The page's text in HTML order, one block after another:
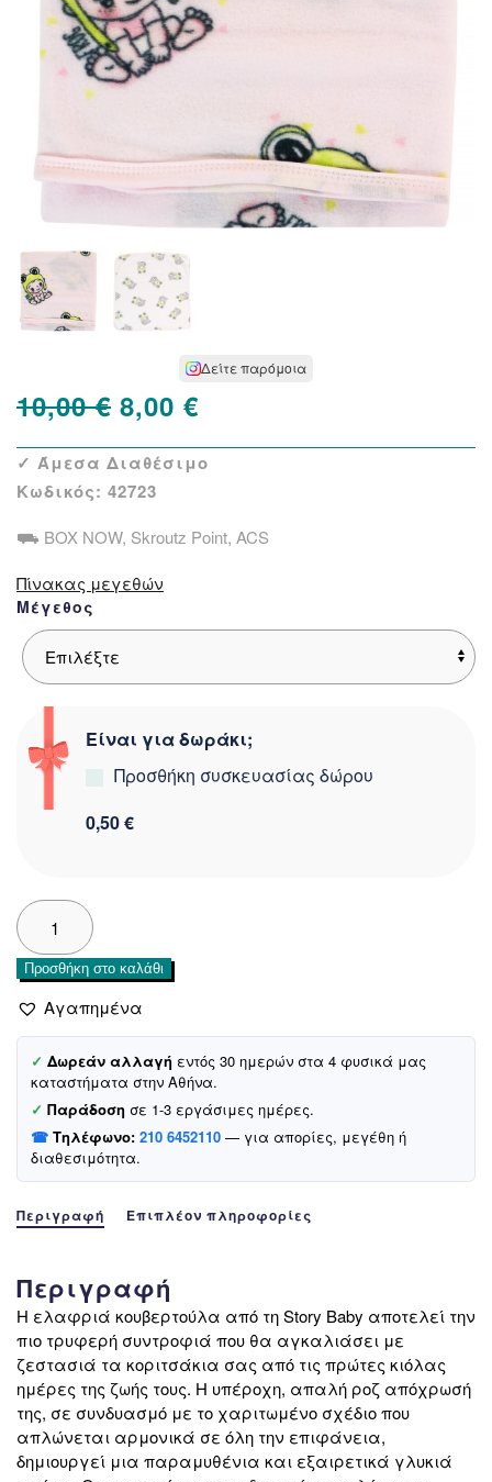
Δείτε παρόμοια
10,00€ Original
price
was:
8,00 €
τρέχουσα
τιμή
8,00 €.
✓ Άμεσα Διαθέσιμο
Κωδικός: 42723
⛟ BOX NOW, Skroutz Point, ACS
Πίνακας μεγεθών
Μέγεθος
Είναι για δωράκι;
Προσθήκη συσκευασίας δώρου
0,50 €
Story
Baby
ελαφριά
κουβερτούλα
για
βρεφικό
λίκνο,
πορτ
μπεμπέ
καροτσάκι
(0,90m
0,90m)
Προσθήκη στο καλάθι
Αγαπημένα
✓ Δωρεάν αλλαγή εντός 30 ημερών στα 4 φυσικά μας
καταστήματα στην Αθήνα.
✓ Παράδοση σε 1-3 εργάσιμες ημέρες.
☎ Τηλέφωνο: 210 6452110 — για απορίες, μεγέθη ή
διαθεσιμότητα.
Περιγραφή Επιπλέον πληροφορίες
Περιγραφή
Η ελαφριά κουβερτούλα από τη Story Baby αποτελεί την
πιο τρυφερή συντροφιά που θα αγκαλιάσει με
ζεστασιά τα κοριτσάκια σας από τις πρώτες κιόλας
ημέρες της ζωής τους. Η υπέροχη, απαλή ροζ απόχρωσή
της, σε συνδυασμό με το χαριτωμένο σχέδιο που
απλώνεται αρμονικά σε όλη την επιφάνεια,
δημιουργεί μια παραμυθένια και εξαιρετικά γλυκιά